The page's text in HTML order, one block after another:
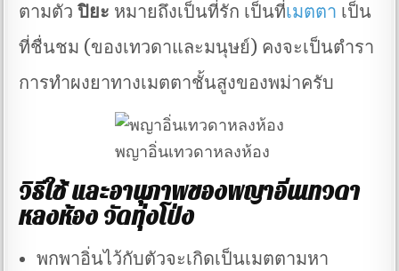
ตามตัวปิยะ หมายถึงเป็นที่รัก เป็นที่เมตตา เป็น
ที่ชื่นชม (ของเทวดาและมนุษย์) คงจะเป็นตำรา
การทำผงยาทางเมตตาชั้นสูงของพม่าครับ
พญาอิ่นเทวดาหลงห้อง
วิธีใช้ และอานุภาพของพญาอิ่นเทวดา
หลงห้อง วัดทุ่งโป่ง
พกพาอิ่นไว้กับตัวจะเกิดเป็นเมตตามหา